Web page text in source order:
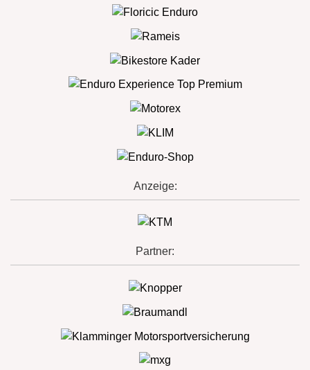
Anzeige:
Partner: